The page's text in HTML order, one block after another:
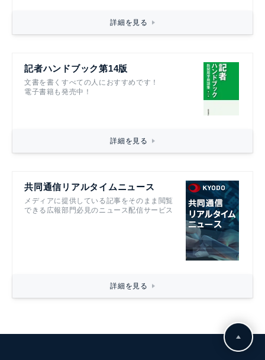
詳細を見る
記者ハンドブック第14版
文書を書くすべての人におすすめです！
電子書籍も発売中！
詳細を見る
共同通信リアルタイムニュース
メディアに提供している記事をそのまま閲覧
できる広報部門必見のニュース配信サービス
詳細を見る